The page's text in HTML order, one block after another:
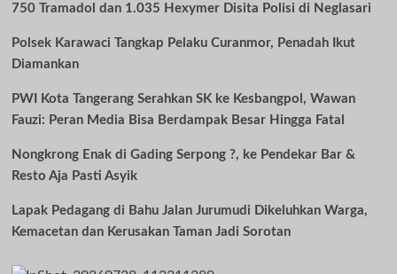
750 Tramadol dan 1.035 Hexymer Disita Polisi di Neglasari
Polsek Karawaci Tangkap Pelaku Curanmor, Penadah Ikut
Diamankan
PWI Kota Tangerang Serahkan SK ke Kesbangpol, Wawan
Fauzi: Peran Media Bisa Berdampak Besar Hingga Fatal
Nongkrong Enak di Gading Serpong ?, ke Pendekar Bar &
Resto Aja Pasti Asyik
Lapak Pedagang di Bahu Jalan Jurumudi Dikeluhkan Warga,
Kemacetan dan Kerusakan Taman Jadi Sorotan